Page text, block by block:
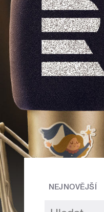
NEJNOVĚJŠÍ